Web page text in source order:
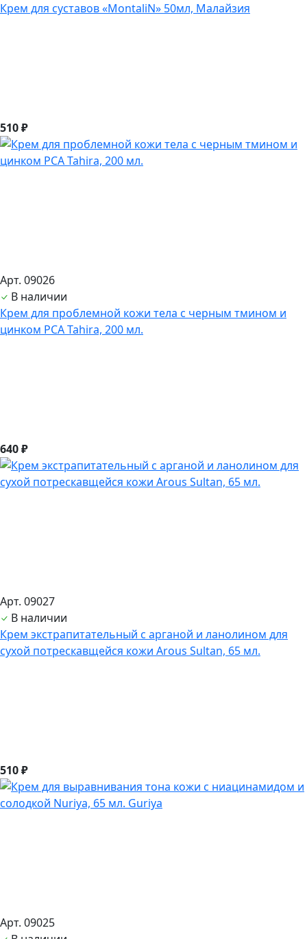
Крем для суставов «MontaliN» 50мл, Малайзия
510 ₽
Арт. 09026
В наличии
Крем для проблемной кожи тела с черным тмином и
цинком PCA Tahira, 200 мл.
640 ₽
Арт. 09027
В наличии
Крем экстрапитательный с арганой и ланолином для
сухой потрескавщейся кожи Arous Sultan, 65 мл.
510 ₽
Арт. 09025